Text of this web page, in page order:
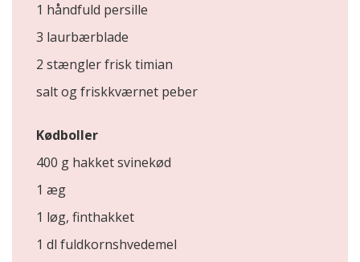
1 håndfuld persille
3 laurbærblade
2 stængler frisk timian
salt og friskkværnet peber
Kødboller
400 g hakket svinekød
1 æg
1 løg, finthakket
1 dl fuldkornshvedemel